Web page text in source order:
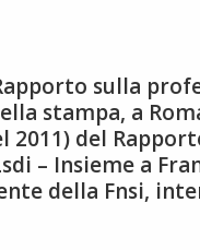
sulla
stampa, a
2011) del
– Insieme a
della Fnsi,